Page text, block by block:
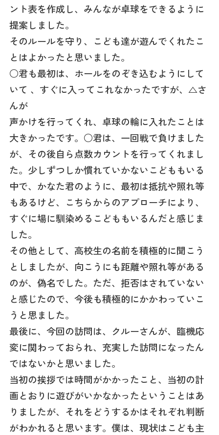
ント表を作成し、みんなが卓球をできるように
提案しました。
そのルールを守り、こども達が遊んでくれたこ
とはよかったと思いました。
○君も最初は、ホールをのぞき込むようにして
いて 、すぐに入ってこれなかったですが、△さ
んが
声かけを行ってくれ、卓球の輪に入れたことは
大きかったです。○君は、一回戦で負けました
が、その後自ら点数カウントを行ってくれまし
た。少しずつしか慣れていかないこどももいる
中で、かなた君のように、最初は抵抗や照れ等
もあるけど、こちらからのアプローチにより、
すぐに場に馴染めるこどももいるんだと感じま
した。
その他として、高校生の名前を積極的に聞こう
としましたが、向こうにも距離や照れ等がある
のが、偽名でした。ただ、拒否はされていない
と感じたので、今後も積極的にかかわっていこ
うと思ました。
最後に、今回の訪問は、クルーさんが、臨機応
変に関わっておられ、充実した訪問になったん
ではないかと思いました。
当初の挨拶では時間がかかったこと、当初の計
画とおりに遊びがいかなかったということはあ
りましたが、それをどうするかはそれぞれ判断
がわかれると思います。僕は、現状はこども主